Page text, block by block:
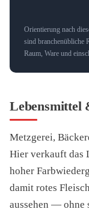
Orientierung nach
sind branchenübliche
Raum, Ware und
Lebensmittel
Metzgerei,
Hier verkauft das
hoher
damit rotes
aussehen — ohne